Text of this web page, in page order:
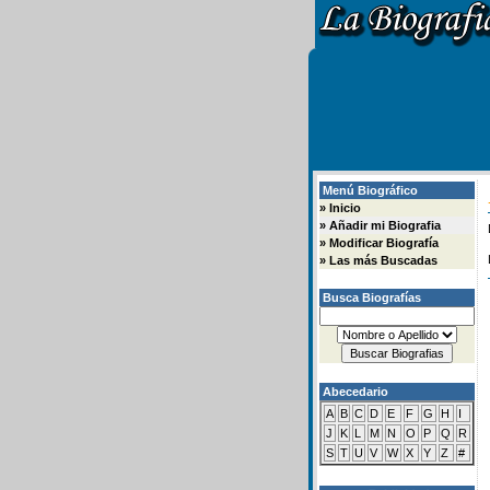
Menú Biográfico
» Inicio
» Añadir mi Biografia
» Modificar Biografía
» Las más Buscadas
Busca Biografías
Abecedario
A B C D E F G H
I
J
K L M N O P Q
R
S T U V W X Y Z #